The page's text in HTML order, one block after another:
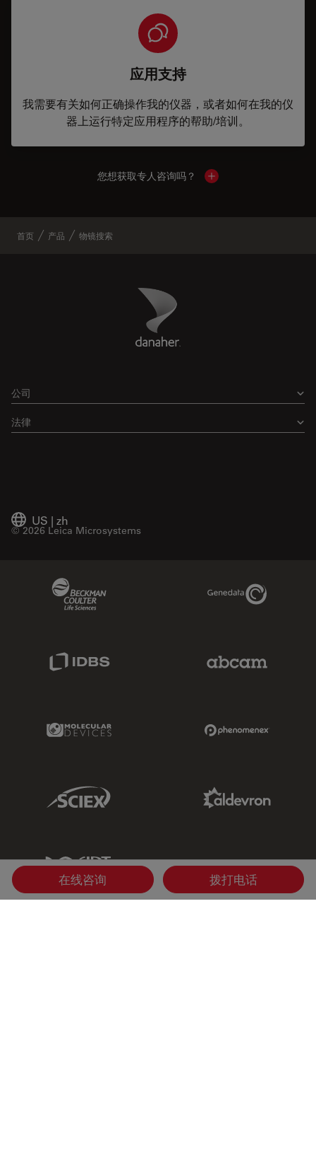
应用支持
我需要有关如何正确操作我的仪器，或者如何在我的仪
器上运行特定应用程序的帮助/培训。
您想获取专人咨询吗？ Show local contacts
首页 产品 物镜搜索
Danaher Logo
公司
法律
US | zh
© 2026 Leica Microsystems
Genedata Link
Molecular Devices Link
Sciex Link
IDT Link
在线咨询 拨打电话